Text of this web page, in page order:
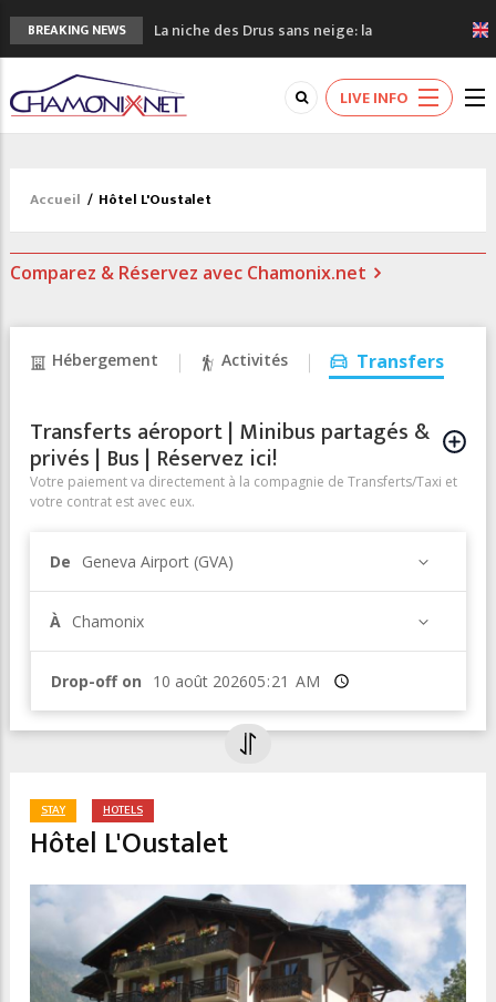
BREAKING NEWS
La niche des Drus sans neige: la
sécheresse en haute montagne
3 bonnes raisons pour visiter le nouveau
Musée du Mont-Blanc
Accidents en montagne: 3 personnes sont
Craft ouvre un nouveau magasin de course
LIVE INFO
Accueil / Hôtel L'Oustalet
Comparez & Réservez avec Chamonix.net
Hébergement Activités Transfers
Transferts aéroport | Minibus partagés &
privés | Bus | Réservez ici!
Votre paiement va directement à la compagnie de Transferts/Taxi et
votre contrat est avec eux.
De Geneva Airport (GVA)
À Chamonix
Drop-off on Heure
STAY HOTELS
Hôtel L'Oustalet